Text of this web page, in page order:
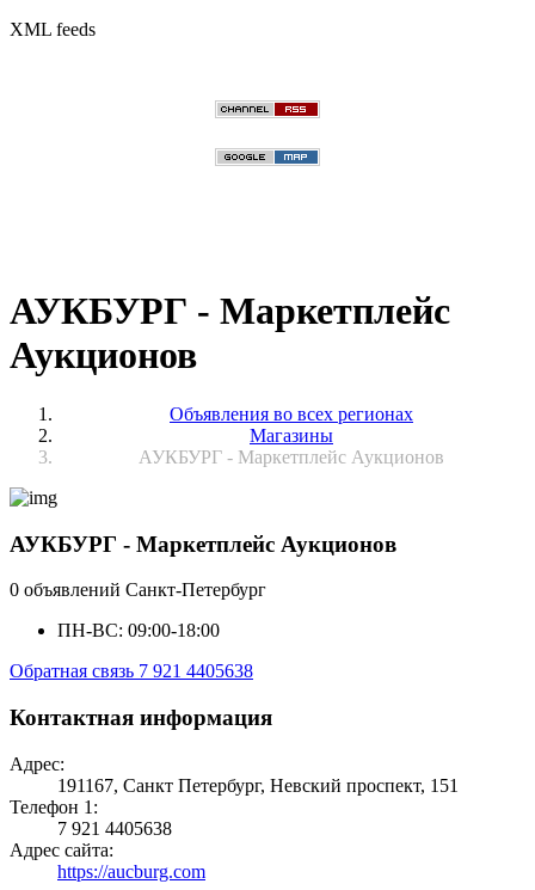
XML feeds
АУКБУРГ - Маркетплейс
Аукционов
Объявления во всех регионах
Магазины
АУКБУРГ - Маркетплейс Аукционов
АУКБУРГ - Маркетплейс Аукционов
0 объявлений Санкт-Петербург
ПН-ВС: 09:00-18:00
Обратная связь 7 921 4405638
Контактная информация
Адрес:
191167, Санкт Петербург, Невский проспект, 151
Телефон 1:
7 921 4405638
Адрес сайта:
https://aucburg.com